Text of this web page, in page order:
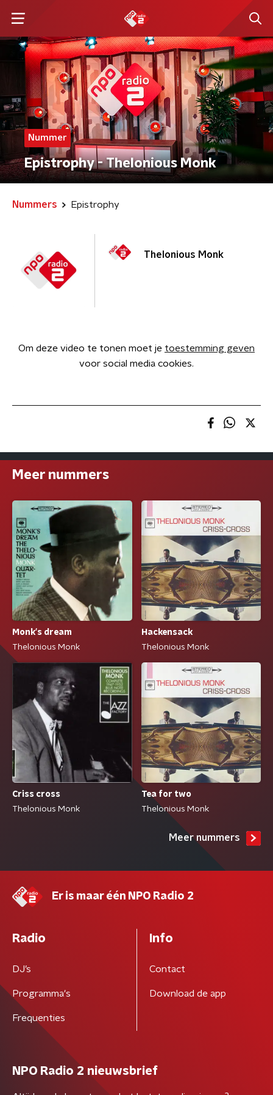
Nummer
Epistrophy - Thelonious Monk
Nummers Epistrophy
Thelonious Monk
Om deze video te tonen moet je toestemming geven
voor social media cookies.
Meer nummers
Monk's dream
Thelonious Monk
Hackensack
Thelonious Monk
Criss cross
Thelonious Monk
Tea for two
Thelonious Monk
Meer nummers
Er is maar één NPO Radio 2
Radio
DJ’s
Programma's
Frequenties
Info
Contact
Download de app
NPO Radio 2 nieuwsbrief